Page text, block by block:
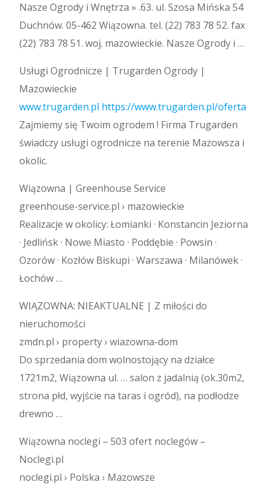
Nasze Ogrody i Wnętrza » .63. ul. Szosa Mińska 54
Duchnów. 05-462 Wiązowna. tel. (22) 783 78 52. fax
(22) 783 78 51. woj. mazowieckie. Nasze Ogrody i …
Usługi Ogrodnicze | Trugarden Ogrody |
Mazowieckie
www.trugarden.pl https://www.trugarden.pl/oferta
Zajmiemy się Twoim ogrodem ! Firma Trugarden
świadczy usługi ogrodnicze na terenie Mazowsza i
okolic.
Wiązowna | Greenhouse Service
greenhouse-service.pl › mazowieckie
Realizacje w okolicy: Łomianki · Konstancin Jeziorna
· Jedlińsk · Nowe Miasto · Poddębie · Powsin ·
Ozorów · Kozłów Biskupi · Warszawa · Milanówek ·
Łochów …
WIĄZOWNA: NIEAKTUALNE | Z miłości do
nieruchomości
zmdn.pl › property › wiazowna-dom
Do sprzedania dom wolnostojący na działce
1721m2, Wiązowna ul. … salon z jadalnią (ok.30m2,
strona płd, wyjście na taras i ogród), na podłodze
drewno …
Wiązowna noclegi – 503 ofert noclegów –
Noclegi.pl
noclegi.pl › Polska › Mazowsze